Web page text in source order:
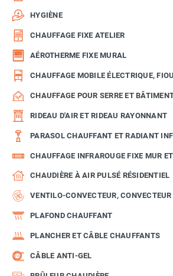
HYGIÈNE
CHAUFFAGE FIXE ATELIER
AÉROTHERME FIXE MURAL
CHAUFFAGE MOBILE ÉLECTRIQUE,
CHAUFFAGE POUR SERRE ET
RIDEAU D'AIR ET RIDEAU RAYONNANT
PARASOL CHAUFFANT ET RADIANT
CHAUFFAGE INFRAROUGE FIXE MUR
CHAUDIÈRE À AIR PULSÉ RÉSIDENTIEL
VENTILO-CONVECTEUR,
PLAFOND CHAUFFANT
PLANCHER ET CÂBLE CHAUFFANTS
CÂBLE ANTI-GEL